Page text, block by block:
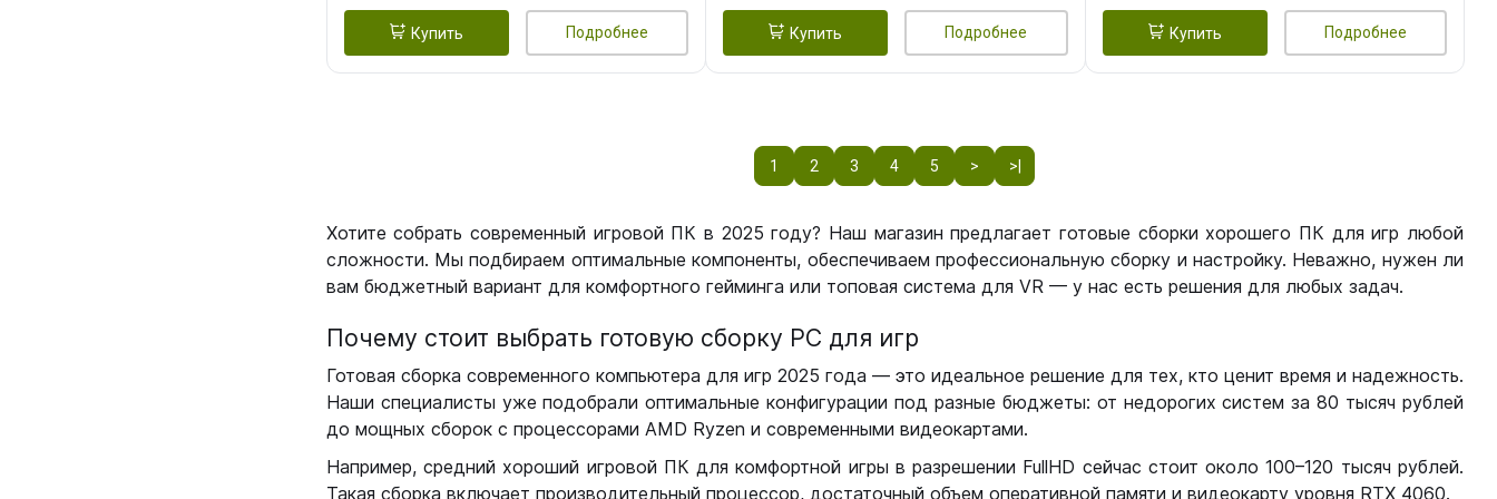
Купить Подробнее Купить Подробнее Купить Подробнее
1 2 3 4 5 > >|
Хотите собрать современный игровой ПК в 2025 году? Наш магазин предлагает готовые сборки хорошего ПК для игр любой
сложности. Мы подбираем оптимальные компоненты, обеспечиваем профессиональную сборку и настройку. Неважно, нужен ли
вам бюджетный вариант для комфортного гейминга или топовая система для VR — у нас есть решения для любых задач.
Почему стоит выбрать готовую сборку РС для игр
Готовая сборка современного компьютера для игр 2025 года — это идеальное решение для тех, кто ценит время и надежность.
Наши специалисты уже подобрали оптимальные конфигурации под разные бюджеты: от недорогих систем за 80 тысяч рублей
до мощных сборок с процессорами AMD Ryzen и современными видеокартами.
Например, средний хороший игровой ПК для комфортной игры в разрешении FullHD сейчас стоит около 100–120 тысяч рублей.
Такая сборка включает производительный процессор, достаточный объем оперативной памяти и видеокарту уровня RTX 4060.